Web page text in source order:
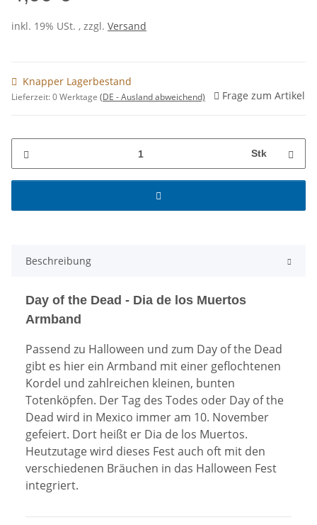
inkl. 19% USt. , zzgl. Versand
Knapper Lagerbestand
Lieferzeit:0 Werktage (DE - Ausland abweichend) Frage zum Artikel
Stk
Beschreibung
Day of the Dead - Dia de los Muertos
Armband
Passend zu Halloween und zum Day of the Dead
gibt es hier ein Armband mit einer geflochtenen
Kordel und zahlreichen kleinen, bunten
Totenköpfen. Der Tag des Todes oder Day of the
Dead wird in Mexico immer am 10. November
gefeiert. Dort heißt er Dia de los Muertos.
Heutzutage wird dieses Fest auch oft mit den
verschiedenen Bräuchen in das Halloween Fest
integriert.